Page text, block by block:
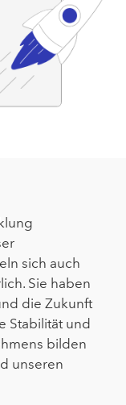
sich auch
Sie haben
die Zukunft
Stabilität und
bilden
unseren